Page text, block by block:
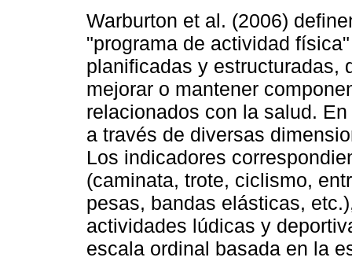
Warburton et al. (2006)
"programa de actividad
planificadas y estructuradas,
mejorar o mantener
relacionados con la salud.
a través de diversas
Los indicadores
(caminata, trote, ciclismo,
pesas, bandas elásticas,
actividades lúdicas y
escala ordinal basada en la